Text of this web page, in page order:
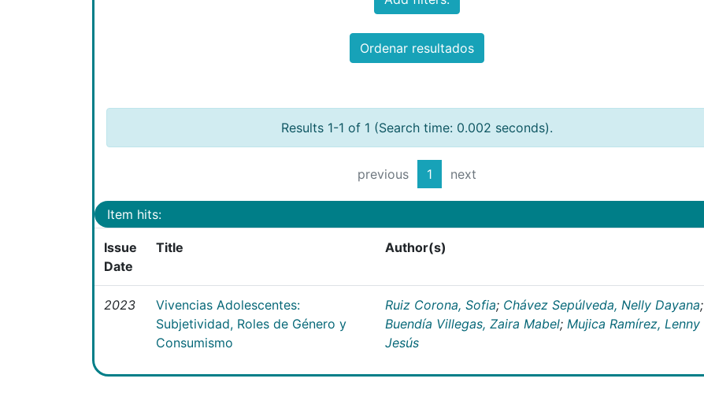
Ordenar resultados
Results 1-1 of 1 (Search time: 0.002 seconds).
previous 1 next
Item hits:
Issue
Date
Title Author(s)
2023
Vivencias Adolescentes:
Subjetividad, Roles de Género y
Consumismo
Ruiz Corona, Sofia; Chávez Sepúlveda, Nelly Dayana;
Buendía Villegas, Zaira Mabel; Mujica Ramírez, Lenny
Jesús